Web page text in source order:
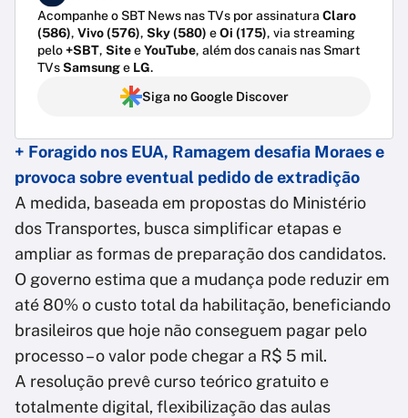
Acompanhe o SBT News nas TVs por assinatura Claro
(586), Vivo (576), Sky (580) eOi (175), via streaming
pelo+SBT, SiteeYouTube, além dos canais nas Smart
TVsSamsunge LG.
Siga no Google Discover
+ Foragido nos EUA, Ramagem desafia Moraes e
provoca sobre eventual pedido de extradição
A medida, baseada em propostas do Ministério
dos Transportes, busca simplificar etapas e
ampliar as formas de preparação dos candidatos.
O governo estima que a mudança pode reduzir em
até 80% o custo total da habilitação, beneficiando
brasileiros que hoje não conseguem pagar pelo
processo – o valor pode chegar a R$ 5 mil.
A resolução prevê curso teórico gratuito e
totalmente digital, flexibilização das aulas